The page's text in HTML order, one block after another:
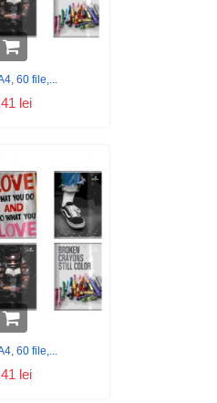
60 file,...
lei
60 file,...
lei